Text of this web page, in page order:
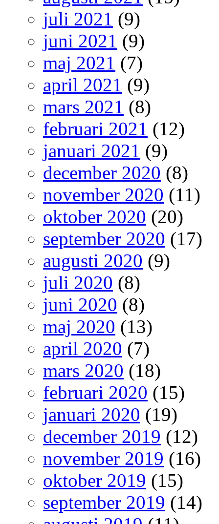
juli 2021 (9)
juni 2021 (9)
maj 2021 (7)
april 2021 (9)
mars 2021 (8)
februari 2021 (12)
januari 2021 (9)
december 2020 (8)
november 2020 (11)
oktober 2020 (20)
september 2020 (17)
augusti 2020 (9)
juli 2020 (8)
juni 2020 (8)
maj 2020 (13)
april 2020 (7)
mars 2020 (18)
februari 2020 (15)
januari 2020 (19)
december 2019 (12)
november 2019 (16)
oktober 2019 (15)
september 2019 (14)